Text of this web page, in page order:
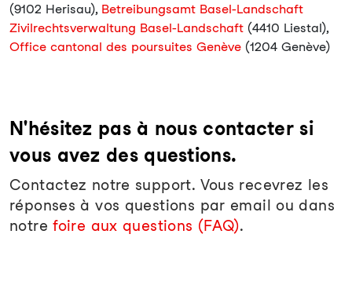
(9102 Herisau), Betreibungsamt Basel-Landschaft
Zivilrechtsverwaltung Basel-Landschaft (4410 Liestal),
Office cantonal des poursuites Genève (1204 Genève)
N'hésitez pas à nous contacter si
vous avez des questions.
Contactez notre support. Vous recevrez les
réponses à vos questions par email ou dans
notrefoire aux questions (FAQ).